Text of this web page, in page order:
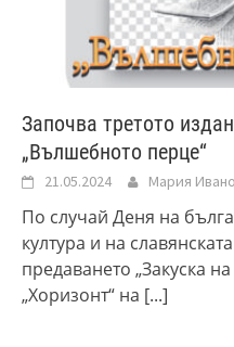
Започва третото
„Вълшебното перце“
21.05.2024 Мария
По случай Деня на
култура и на
предаването „Закуска
„Хоризонт“ на [...]